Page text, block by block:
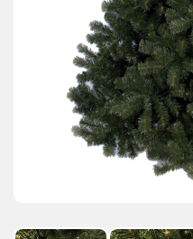
ПАРТНЕРАМ
КОНТАКТЫ
СЕРТИФИКАТЫ